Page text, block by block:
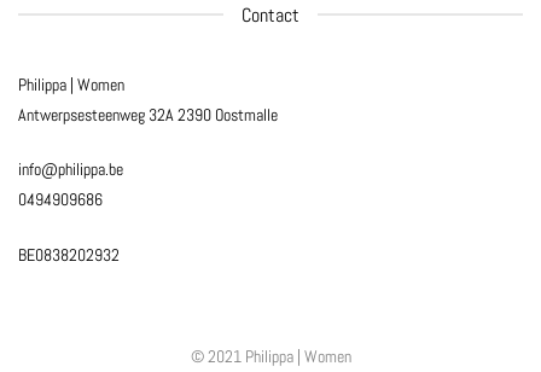
Contact
Philippa | Women
Antwerpsesteenweg 32A 2390 Oostmalle
info@philippa.be
0494909686
BE0838202932
© 2021 Philippa | Women